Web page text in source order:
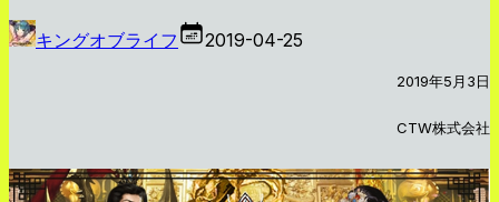
キングオブライフ 2019-04-25
2019年5月3日
CTW株式会社